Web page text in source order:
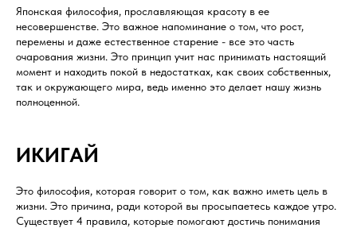
Японская философия, прославляющая красоту в ее
несовершенстве. Это важное напоминание о том, что рост,
перемены и даже естественное старение - все это часть
очарования жизни. Это принцип учит нас принимать настоящий
момент и находить покой в недостатках, как своих собственных,
так и окружающего мира, ведь именно это делает нашу жизнь
полноценной.
ИКИГАЙ
Это философия, которая говорит о том, как важно иметь цель в
жизни. Это причина, ради которой вы просыпаетесь каждое утро.
Существует 4 правила, которые помогают достичь понимания